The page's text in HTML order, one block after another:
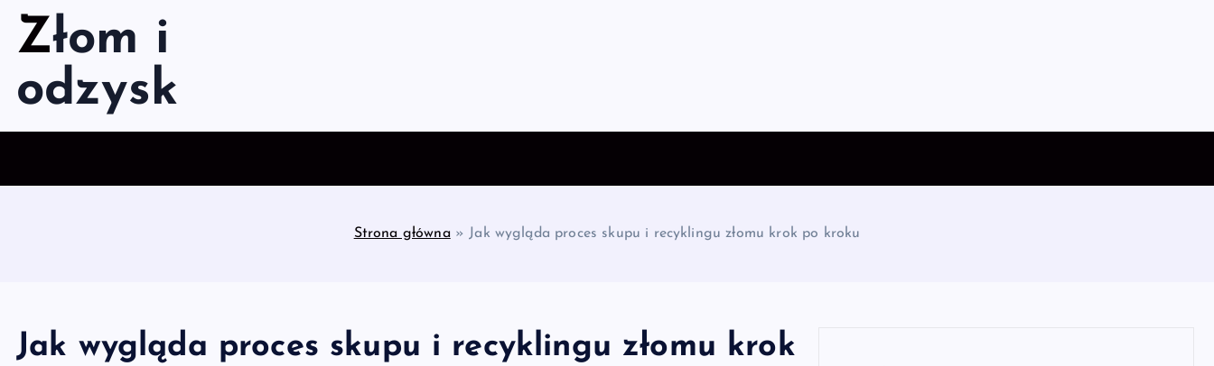
o
Złom i
odzysk
Strona główna» Jak wygląda proces skupu i recyklingu złomu krok po kroku
Jak wygląda proces skupu i recyklingu złomu krok